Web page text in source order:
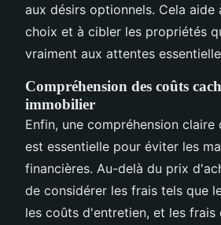
aux désirs optionnels. Cela aide
choix et à cibler les propriétés
vraiment aux attentes
Compréhension des coûts
immobilier
Enfin, une compréhension claire
est essentielle pour éviter les
financières. Au-delà du prix
de considérer les frais tels que
les coûts d'entretien, et les frais